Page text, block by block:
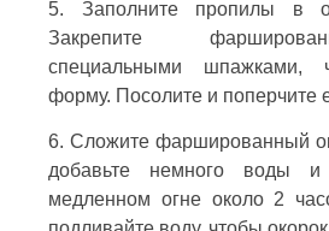
5. Заполните пропилы в
Закрепите
специальными шпажками,
форму. Посолите и поперчите
6. Сложите фаршированный
добавьте немного воды
медленном огне около 2